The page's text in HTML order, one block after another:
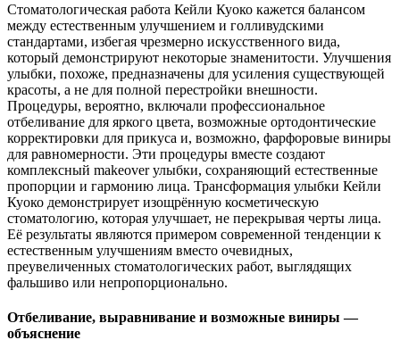
Стоматологическая работа Кейли Куоко кажется балансом
между естественным улучшением и голливудскими
стандартами, избегая чрезмерно искусственного вида,
который демонстрируют некоторые знаменитости. Улучшения
улыбки, похоже, предназначены для усиления существующей
красоты, а не для полной перестройки внешности.
Процедуры, вероятно, включали профессиональное
отбеливание для яркого цвета, возможные ортодонтические
корректировки для прикуса и, возможно, фарфоровые виниры
для равномерности. Эти процедуры вместе создают
комплексный makeover улыбки, сохраняющий естественные
пропорции и гармонию лица. Трансформация улыбки Кейли
Куоко демонстрирует изощрённую косметическую
стоматологию, которая улучшает, не перекрывая черты лица.
Её результаты являются примером современной тенденции к
естественным улучшениям вместо очевидных,
преувеличенных стоматологических работ, выглядящих
фальшиво или непропорционально.
Отбеливание, выравнивание и возможные виниры —
объяснение